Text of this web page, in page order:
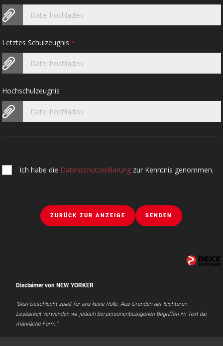
Datei hochladen
Letztes Schulzeugnis*
Datei hochladen
Hochschulzeugnis
Datei hochladen
Ich habe die Datenschutzerklärung zur Kenntnis genommen.
ZURÜCK ZUR ANZEIGE SENDEN
Disclaimer von NEW YORKER
"Dein Geschlecht spielt für uns keine Rolle. Aus Gründen der leichteren
Lesbarkeit verwenden wir jedoch bei personenbezogenen Begriffen im Text die
männliche Form."